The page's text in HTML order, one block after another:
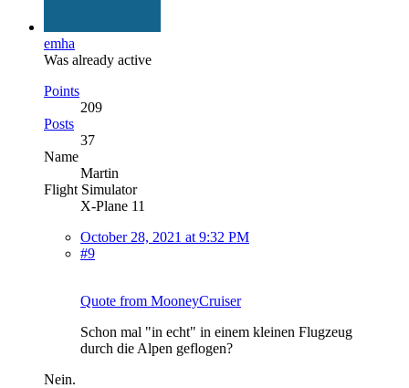
emha
Was already active
Points
209
Posts
37
Name
Martin
Flight Simulator
X-Plane 11
October 28, 2021 at 9:32 PM
#9
Quote from MooneyCruiser
Schon mal "in echt" in einem kleinen Flugzeug
durch die Alpen geflogen?
Nein.